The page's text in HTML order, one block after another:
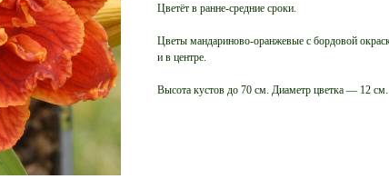
Цветёт в ранне-средние сроки.
Цветы мандариново-оранжевые с бордовой
и в центре.
Высота кустов до 70 см. Диаметр цветка — 12 см.